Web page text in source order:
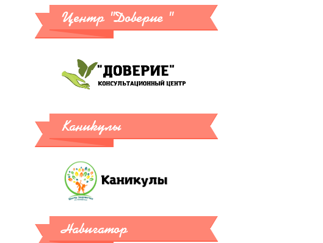
Центр "Доверие "
Каникулы
Навигатор